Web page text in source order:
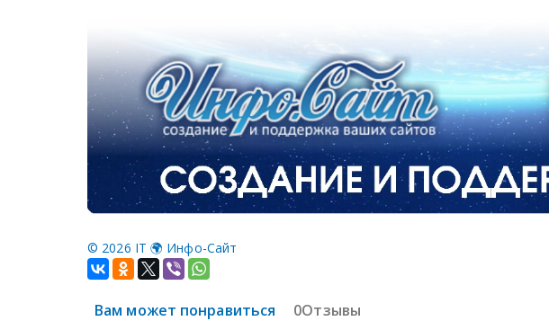
© 2026 IT 🌍 Инфо-Сайт
Вам может понравиться 0Отзывы